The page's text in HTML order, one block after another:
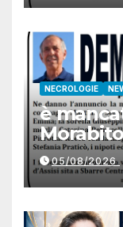
NECROLOGIE
è
Morabito
05/08/2026